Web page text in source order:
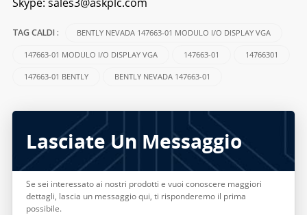
TAG CALDI : BENTLY NEVADA 147663-01 MODULO I/O DISPLAY VGA
147663-01 MODULO I/O DISPLAY VGA 147663-01 14766301
147663-01 BENTLY BENTLY NEVADA 147663-01
Lasciate Un Messaggio
Se sei interessato ai nostri prodotti e vuoi conoscere maggiori
dettagli, lascia un messaggio qui, ti risponderemo il prima
possibile.